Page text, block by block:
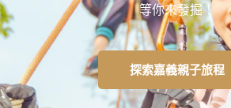
等你來發掘！
探索嘉義親子旅程